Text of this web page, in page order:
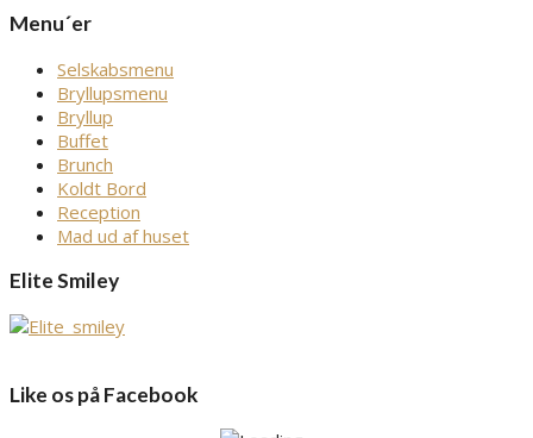
Menu´er
Selskabsmenu
Bryllupsmenu
Bryllup
Buffet
Brunch
Koldt Bord
Reception
Mad ud af huset
Elite Smiley
Like os på Facebook